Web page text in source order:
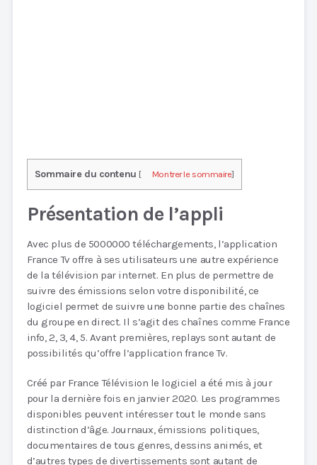
Sommaire du contenu [ Montrer le sommaire]
Présentation de l’appli
Avec plus de 5000000 téléchargements, l’application
France Tv offre à ses utilisateurs une autre expérience
de la télévision par internet. En plus de permettre de
suivre des émissions selon votre disponibilité, ce
logiciel permet de suivre une bonne partie des chaînes
du groupe en direct. Il s’agit des chaînes comme France
info, 2, 3, 4, 5. Avant premières, replays sont autant de
possibilités qu’offre l’application france Tv.
Créé par France Télévision le logiciel a été mis à jour
pour la dernière fois en janvier 2020. Les programmes
disponibles peuvent intéresser tout le monde sans
distinction d’âge. Journaux, émissions politiques,
documentaires de tous genres, dessins animés, et
d’autres types de divertissements sont autant de